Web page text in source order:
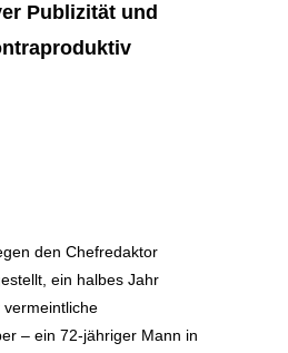
Publizität und
den Chefredaktor
ein halbes Jahr
– ein 72-jähriger Mann in